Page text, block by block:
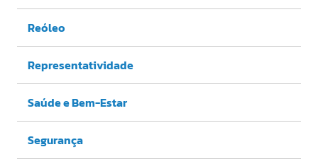
Reóleo
Representatividade
Saúde e Bem-Estar
Segurança